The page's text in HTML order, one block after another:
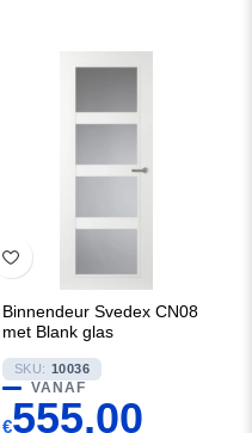
Binnendeur Svedex CN08
met Blank glas
SKU: 10036
VANAF
€555,00